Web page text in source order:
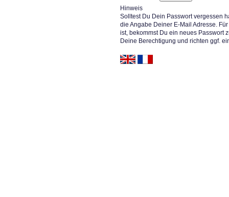
Hinweis
Solltest Du Dein Passwort vergessen
die Angabe Deiner E-Mail Adresse.
ist, bekommst Du ein neues Passwort
Deine Berechtigung und richten ggf.